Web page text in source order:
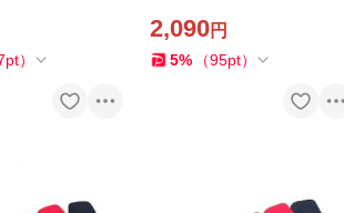
(税抜)10%分の
ゼント】
pt）
玉【レビュー投稿でクーポン
プレゼント】
2,090円
5% （95pt）